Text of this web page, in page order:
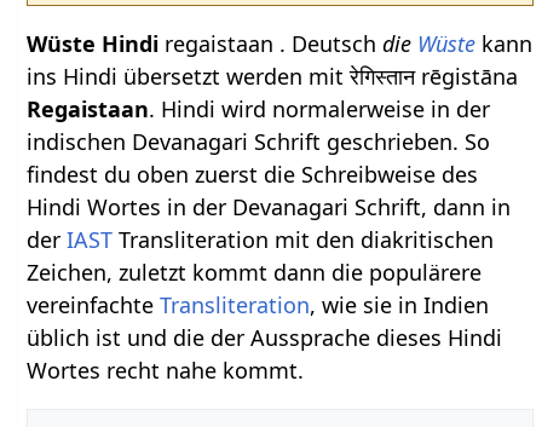
Wüste Hindi regaistaan . Deutschdie Wüste kann
ins Hindi übersetzt werden mit रेगिस्तान rēgistāna
Regaistaan. Hindi wird normalerweise in der
indischen Devanagari Schrift geschrieben. So
findest du oben zuerst die Schreibweise des
Hindi Wortes in der Devanagari Schrift, dann in
derIAST Transliteration mit den diakritischen
Zeichen, zuletzt kommt dann die populärere
vereinfachteTransliteration, wie sie in Indien
üblich ist und die der Aussprache dieses Hindi
Wortes recht nahe kommt.